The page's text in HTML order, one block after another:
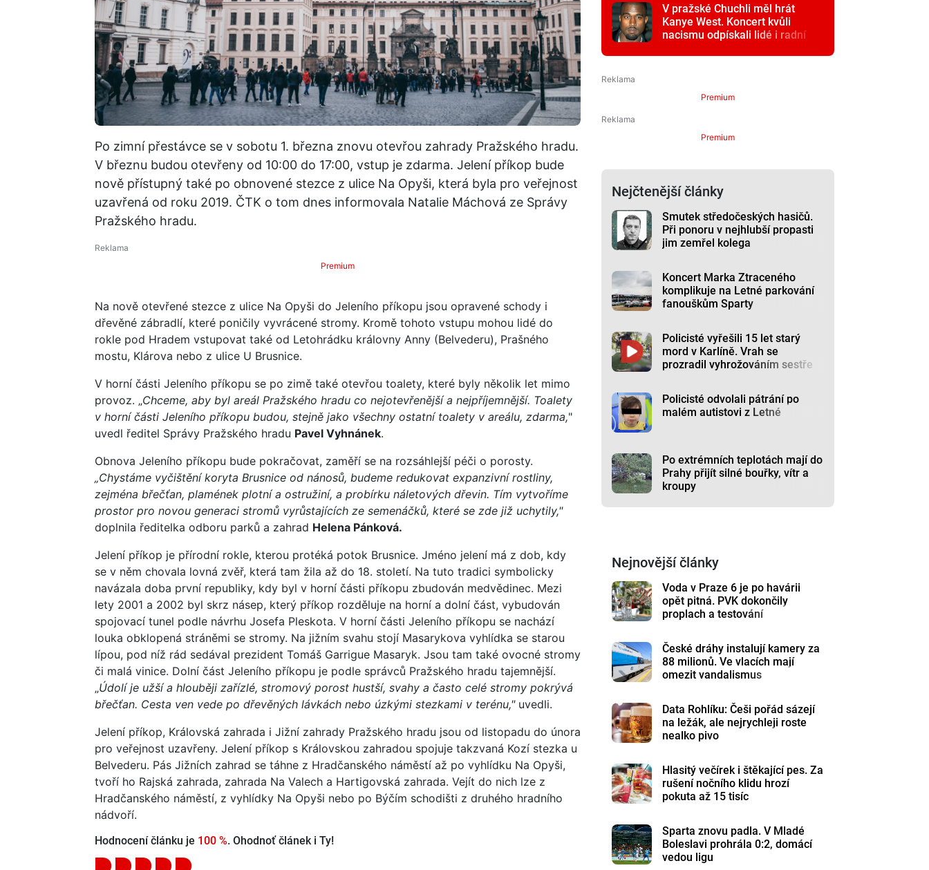
Po zimní přestávce se v sobotu 1. března znovu otevřou zahrady Pražského hradu.
V březnu budou otevřeny od 10:00 do 17:00, vstup je zdarma. Jelení příkop bude
nově přístupný také po obnovené stezce z ulice Na Opyši, která byla pro veřejnost
uzavřená od roku 2019. ČTK o tom dnes informovala Natalie Máchová ze Správy
Pražského hradu.
Premium
Na nově otevřené stezce z ulice Na Opyši do Jeleního příkopu jsou opravené schody i
dřevěné zábradlí, které poničily vyvrácené stromy. Kromě tohoto vstupu mohou lidé do
rokle pod Hradem vstupovat také od Letohrádku královny Anny (Belvederu), Prašného
mostu, Klárova nebo z ulice U Brusnice.
V horní části Jeleního příkopu se po zimě také otevřou toalety, které byly několik let mimo
provoz. „Chceme, aby byl areál Pražského hradu co nejotevřenější a nejpříjemnější. Toalety
v horní části Jeleního příkopu budou, stejně jako všechny ostatní toalety v areálu, zdarma,"
uvedl ředitel Správy Pražského hradu Pavel Vyhnánek.
Obnova Jeleního příkopu bude pokračovat, zaměří se na rozsáhlejší péči o porosty.
„Chystáme vyčištění koryta Brusnice od nánosů, budeme redukovat expanzivní rostliny,
zejména břečťan, plamének plotní a ostružiní, a probírku náletových dřevin. Tím vytvoříme
prostor pro novou generaci stromů vyrůstajících ze semenáčků, které se zde již uchytily,"
doplnila ředitelka odboru parků a zahrad Helena Pánková.
Jelení příkop je přírodní rokle, kterou protéká potok Brusnice. Jméno jelení má z dob, kdy
se v něm chovala lovná zvěř, která tam žila až do 18. století. Na tuto tradici symbolicky
navázala doba první republiky, kdy byl v horní části příkopu zbudován medvědinec. Mezi
lety 2001 a 2002 byl skrz násep, který příkop rozděluje na horní a dolní část, vybudován
spojovací tunel podle návrhu Josefa Pleskota. V horní části Jeleního příkopu se nachází
louka obklopená stráněmi se stromy. Na jižním svahu stojí Masarykova vyhlídka se starou
lípou, pod níž rád sedával prezident Tomáš Garrigue Masaryk. Jsou tam také ovocné stromy
či malá vinice. Dolní část Jeleního příkopu je podle správců Pražského hradu tajemnější.
„Údolí je užší a hlouběji zařízlé, stromový porost hustší, svahy a často celé stromy pokrývá
břečťan. Cesta ven vede po dřevěných lávkách nebo úzkými stezkami v terénu,"uvedli.
Jelení příkop, Královská zahrada i Jižní zahrady Pražského hradu jsou od listopadu do února
pro veřejnost uzavřeny. Jelení příkop s Královskou zahradou spojuje takzvaná Kozí stezka u
Belvederu. Pás Jižních zahrad se táhne z Hradčanského náměstí až po vyhlídku Na Opyši,
tvoří ho Rajská zahrada, zahrada Na Valech a Hartigovská zahrada. Vejít do nich lze z
Hradčanského náměstí, z vyhlídky Na Opyši nebo po Býčím schodišti z druhého hradního
nádvoří.
Hodnocení článku je 100 %. Ohodnoť článek i Ty!
V pražské Chuchli měl hrát
Kanye West. Koncert kvůli
nacismu odpískali lidé i radní
Premium
Premium
Nejčtenější články
Smutek středočeských hasičů.
Při ponoru v nejhlubší propasti
jim zemřel kolega
Koncert Marka Ztraceného
komplikuje na Letné parkování
fanouškům Sparty
Policisté vyřešili 15 let starý
mord v Karlíně. Vrah se
prozradil vyhrožováním sestře
Policisté odvolali pátrání po
malém autistovi z Letné
Po extrémních teplotách mají do
Prahy přijít silné bouřky, vítr a
kroupy
Nejnovější články
Voda v Praze 6 je po havárii
opět pitná. PVK dokončily
proplach a testování
České dráhy instalují kamery za
88 milionů. Ve vlacích mají
omezit vandalismus
Data Rohlíku: Češi pořád sázejí
na ležák, ale nejrychleji roste
nealko pivo
Hlasitý večírek i štěkající pes. Za
rušení nočního klidu hrozí
pokuta až 15 tisíc
Sparta znovu padla. V Mladé
Boleslavi prohrála 0:2, domácí
vedou ligu